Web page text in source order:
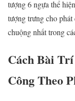
tượng 6 ngựa thể
tượng trưng cho
chuộng nhất trong
Cách Bài
Công Theo